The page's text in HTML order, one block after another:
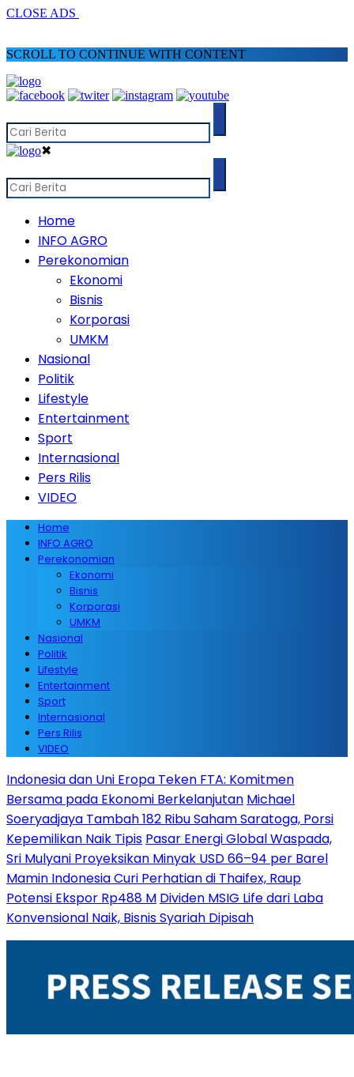
CLOSE ADS
SCROLL TO CONTINUE WITH CONTENT
✖
Home
INFO AGRO
Perekonomian
Ekonomi
Bisnis
Korporasi
UMKM
Nasional
Politik
Lifestyle
Entertainment
Sport
Internasional
Pers Rilis
VIDEO
Home
INFO AGRO
Perekonomian
Ekonomi
Bisnis
Korporasi
UMKM
Nasional
Politik
Lifestyle
Entertainment
Sport
Internasional
Pers Rilis
VIDEO
Indonesia dan Uni Eropa Teken FTA: Komitmen
Bersama pada Ekonomi Berkelanjutan Michael
Soeryadjaya Tambah 182 Ribu Saham Saratoga, Porsi
Kepemilikan Naik Tipis Pasar Energi Global Waspada,
Sri Mulyani Proyeksikan Minyak USD 66–94 per Barel
Mamin Indonesia Curi Perhatian di Thaifex, Raup
Potensi Ekspor Rp488 M Dividen MSIG Life dari Laba
Konvensional Naik, Bisnis Syariah Dipisah